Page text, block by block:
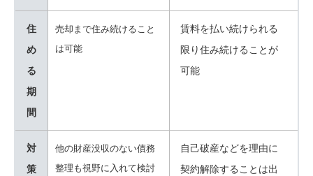
住
め
る
期
間
売却まで住み続けること
は可能
賃料を払い続けられる
限り住み続けることが
可能
対
策
他の財産没収のない債務
整理も視野に入れて検討
自己破産などを理由に
契約解除することは出